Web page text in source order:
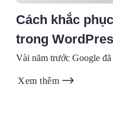
Cách khắc
trong
Vài năm trước Google đã
Xem thêm